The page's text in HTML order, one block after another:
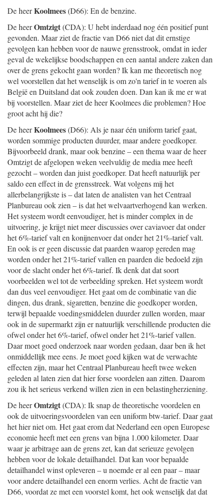
De heerKoolmees(D66): En de benzine.
De heerOmtzigt(CDA): U hebt inderdaad nog één positief punt
gevonden. Maar ziet de fractie van D66 niet dat dit ernstige
gevolgen kan hebben voor de nauwe grensstrook, omdat in ieder
geval de wekelijkse boodschappen en een aantal andere zaken dan
over de grens gekocht gaan worden? Ik kan me theoretisch nog
wel voorstellen dat het wenselijk is om zo'n tarief in te voeren als
België en Duitsland dat ook zouden doen. Dan kan ik me er wat
bij voorstellen. Maar ziet de heer Koolmees die problemen? Hoe
groot acht hij die?
De heerKoolmees(D66): Als je naar één uniform tarief gaat,
worden sommige producten duurder, maar andere goedkoper.
Bijvoorbeeld drank, maar ook benzine – een thema waar de heer
Omtzigt de afgelopen weken veelvuldig de media mee heeft
gezocht – worden dan juist goedkoper. Dat heeft natuurlijk per
saldo een effect in de grensstreek. Wat volgens mij het
allerbelangrijkste is – dat laten de analisten van het Centraal
Planbureau ook zien – is dat het welvaartverhogend kan werken.
Het systeem wordt eenvoudiger, het is minder complex in de
uitvoering, je krijgt niet meer discussies over caviavoer dat onder
het 6%-tarief valt en konijnenvoer dat onder het 21%-tarief valt.
En ook is er geen discussie dat paarden waarop gereden mag
worden onder het 21%-tarief vallen en paarden die bedoeld zijn
voor de slacht onder het 6%-tarief. Ik denk dat dat soort
voorbeelden wel tot de verbeelding spreken. Het systeem wordt
dan dus veel eenvoudiger. Het gaat om de combinatie van die
dingen, dus drank, sigaretten, benzine die goedkoper worden,
terwijl bepaalde voedingsmiddelen duurder zullen worden, maar
ook in de supermarkt zijn er natuurlijk verschillende producten die
ofwel onder het 6%-tarief, ofwel onder het 21%-tarief vallen.
Daar moet goed onderzoek naar worden gedaan, daar ben ik het
onmiddellijk mee eens. Je moet goed kijken wat de verwachte
effecten zijn, maar het Centraal Planbureau heeft twee weken
geleden al laten zien dat hier forse voordelen aan zitten. Daarom
zou ik het serieus verkend willen zien in een belastingherziening.
De heerOmtzigt(CDA): Ik snap de theoretische voordelen en
ook de uitvoeringsvoordelen van een uniform btw-tarief. Daar gaat
het hier niet om. Het gaat erom dat Nederland een open Europese
economie heeft met een grens van bijna 1.000 kilometer. Daar
waar je arbitrage aan de grens zet, kan dat serieuze gevolgen
hebben voor de lokale detailhandel. Dat kan voor bepaalde
detailhandel winst opleveren – u noemde er al een paar – maar
voor andere detailhandel een enorm verlies. Acht de fractie van
D66, voordat ze met een voorstel komt, het ook wenselijk dat dat